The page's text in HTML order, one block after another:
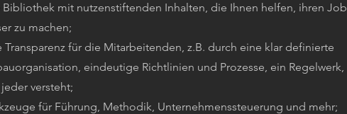
Bibliothek mit nutzenstiftenden Inhalten, die Ihnen helfen, ihren Job
zu machen;
Transparenz für die Mitarbeitenden, z.B. durch eine klar definierte
eindeutige Richtlinien und Prozesse, ein Regelwerk,
jeder versteht;
für Führung, Methodik, Unternehmenssteuerung und mehr;